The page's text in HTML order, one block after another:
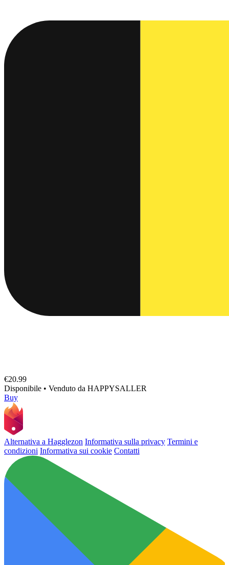
€20.99
Disponibile • Venduto da HAPPYSALLER
Buy
Alternativa a Hagglezon Informativa sulla privacy Termini e
condizioni Informativa sui cookie Contatti